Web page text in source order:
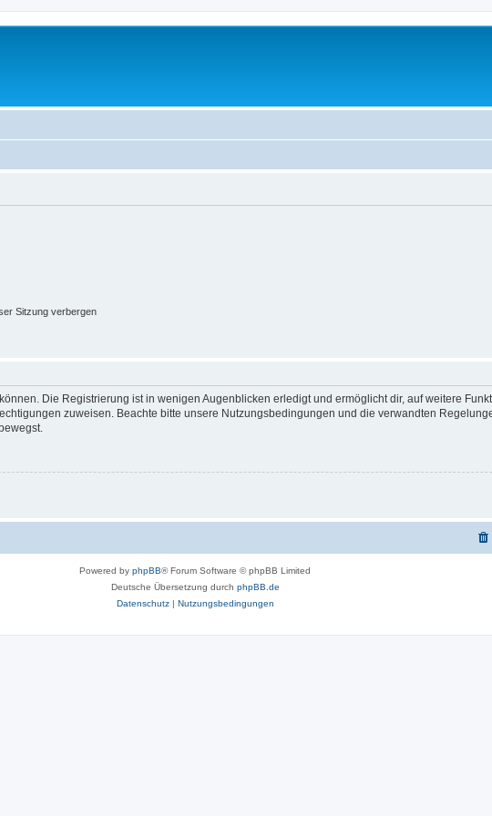
Sitzung verbergen
Die Registrierung ist in wenigen Augenblicken erledigt und ermöglicht dir, auf weitere
zuweisen. Beachte bitte unsere Nutzungsbedingungen und die verwandten
Powered by phpBB® Forum Software © phpBB Limited
Deutsche Übersetzung durch phpBB.de
Datenschutz| Nutzungsbedingungen